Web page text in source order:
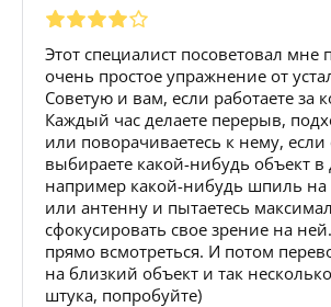
Этот специалист посоветовал мне
очень простое упражнение от
Советую и вам, если работаете за
Каждый час делаете перерыв,
или поворачиваетесь к нему,
выбираете какой-нибудь объект в
например какой-нибудь шпиль
или антенну и пытаетесь
сфокусировать свое зрение на
прямо всмотреться. И потом
на близкий объект и так
штука, попробуйте)